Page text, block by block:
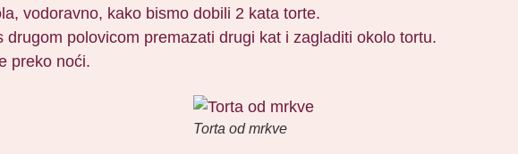
vodoravno, kako bismo dobili 2 kata torte.
polovicom premazati drugi kat i zagladiti okolo tortu.
preko noći.
Torta od mrkve